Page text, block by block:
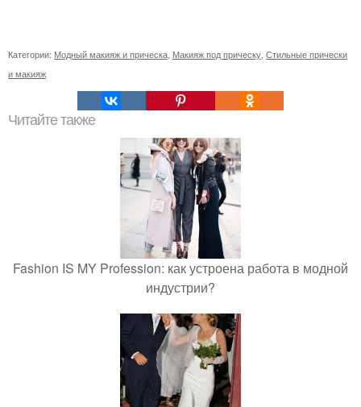
Категории: Модный макияж и прическа Макияж под прическу Стильные прически
и макияж
Читайте также
Fashion IS MY Profession: как устроена работа в модной
индустрии?